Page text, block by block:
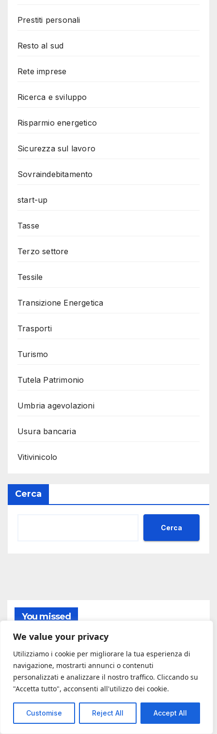
We value your privacy
Utilizziamo i cookie per migliorare la tua esperienza di
navigazione, mostrarti annunci o contenuti
personalizzati e analizzare il nostro traffico. Cliccando su
"Accetta tutto", acconsenti all'utilizzo dei cookie.
Customise Reject All Accept All
Prestiti personali
Resto al sud
Rete imprese
Ricerca e sviluppo
Risparmio energetico
Sicurezza sul lavoro
Sovraindebitamento
start-up
Tasse
Terzo settore
Tessile
Transizione Energetica
Trasporti
Turismo
Tutela Patrimonio
Umbria agevolazioni
Usura bancaria
Vitivinicolo
Cerca
Cerca
You missed
#ADESSONEWS
Montedomini: il villino per
donne disabili svuotato nel
2024 e un incarico legale per
superare il vincolo sociale
9 AGOSTO 2026